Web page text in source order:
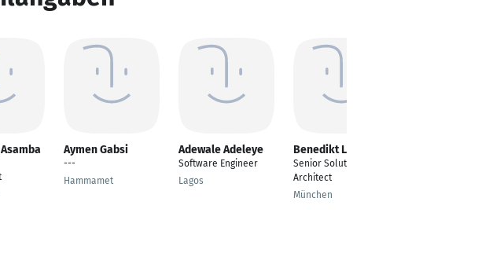
Aymen Gabsi
---
Hammamet
Adewale Adeleye
Software Engineer
Lagos
Benedikt Linse
Senior Solutions
Architect
München